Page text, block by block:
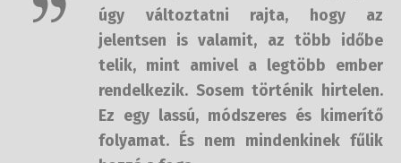
jelentsen is valamit, az több időbe
telik, mint amivel a legtöbb ember
rendelkezik. Sosem történik
hirtelen. Ez egy lassú, módszeres és
kimerítő folyamat. És nem
mindenkinek fűlik hozzá a foga.